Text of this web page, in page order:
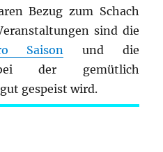
Bezug zum Schach
sind die
Saison und die
bei der gemütlich
gespeist wird.